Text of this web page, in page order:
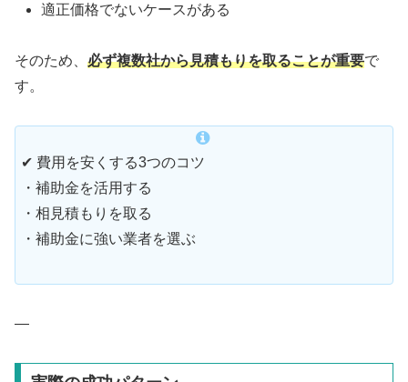
適正価格でないケースがある
そのため、 必ず複数社から見積もりを取ることが重要で
す。
✔ 費用を安くする3つのコツ
・補助金を活用する
・相見積もりを取る
・補助金に強い業者を選ぶ
—